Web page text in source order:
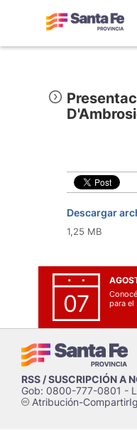
Descargar
1,25 MB
07
para el
RSS / SUSCRIPCIÓN A
Gob: 0800-777-0801 -
cAtribución-